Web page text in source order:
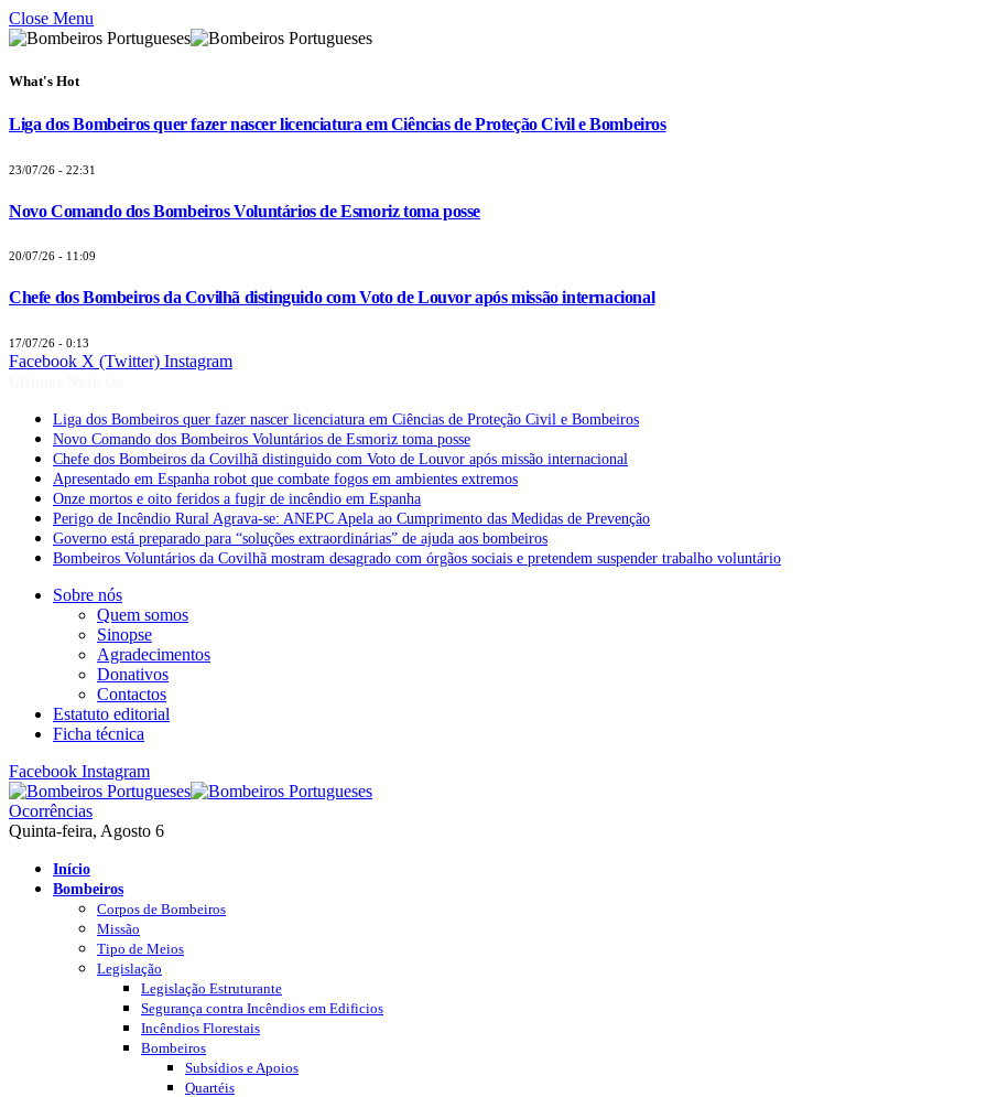
Close Menu
What's Hot
Liga dos Bombeiros quer fazer nascer licenciatura em Ciências de Proteção Civil e Bombeiros
23/07/26 - 22:31
Novo Comando dos Bombeiros Voluntários de Esmoriz toma posse
20/07/26 - 11:09
Chefe dos Bombeiros da Covilhã distinguido com Voto de Louvor após missão internacional
17/07/26 - 0:13
Facebook X (Twitter) Instagram
Liga dos Bombeiros quer fazer nascer licenciatura em Ciências de Proteção Civil e Bombeiros
Novo Comando dos Bombeiros Voluntários de Esmoriz toma posse
Chefe dos Bombeiros da Covilhã distinguido com Voto de Louvor após missão internacional
Apresentado em Espanha robot que combate fogos em ambientes extremos
Onze mortos e oito feridos a fugir de incêndio em Espanha
Perigo de Incêndio Rural Agrava-se: ANEPC Apela ao Cumprimento das Medidas de Prevenção
Governo está preparado para “soluções extraordinárias” de ajuda aos bombeiros
Bombeiros Voluntários da Covilhã mostram desagrado com órgãos sociais e pretendem suspender trabalho voluntário
Sobre nós
Quem somos
Sinopse
Agradecimentos
Donativos
Contactos
Estatuto editorial
Ficha técnica
Facebook Instagram
Ocorrências
Quinta-feira, Agosto 6
Início
Bombeiros
Corpos de Bombeiros
Missão
Tipo de Meios
Legislação
Legislação Estruturante
Segurança contra Incêndios em Edificios
Incêndios Florestais
Bombeiros
Subsídios e Apoios
Quartéis